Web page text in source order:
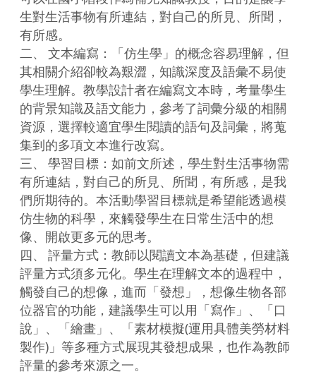
生對生活事物有所連結，對自己的所見、所聞，
有所感。
二、	文本編寫：「仿生學」的概念容易理解，但
其相關介紹卻較為艱澀，知識深度及語彙不易使
學生理解。教學設計者在編寫文本時，考量學生
的背景知識及語文能力，參考了詞彙分級的相關
資源，選擇較適宜學生閱讀的語句及詞彙，將蒐
集到的多項文本進行改寫。
三、	學習目標：如前文所述，學生對生活事物需
有所連結，對自己的所見、所聞，有所感，是我
們所期待的。本活動學習目標就是希望能透過模
仿生物的科學，來觸發學生在日常生活中的想
像、開啟更多元的思考。
四、	評量方式：教師以閱讀文本為基礎，但建議
評量方式須多元化。學生在理解文本的過程中，
觸發自己的想像，進而「發想」，想像生物各部
位器官的功能，建議學生可以用「寫作」、「口
說」、「繪畫」、「素材模擬(運用具體美勞材料
製作)」等多種方式展現其發想成果，也作為教師
評量的參考來源之一。